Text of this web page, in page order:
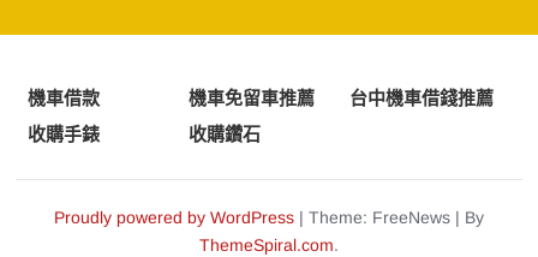
機車借款 機車免留車推薦
台中機車借錢推薦
收購手錶
收購鑽石
Proudly powered by WordPress | Theme: FreeNews | By
ThemeSpiral.com.